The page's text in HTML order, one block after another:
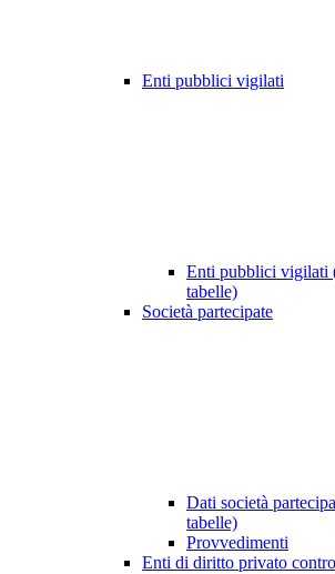
Enti pubblici vigilati
Enti pubblici vigilati
tabelle)
Società partecipate
Dati società
tabelle)
Provvedimenti
Enti di diritto privato